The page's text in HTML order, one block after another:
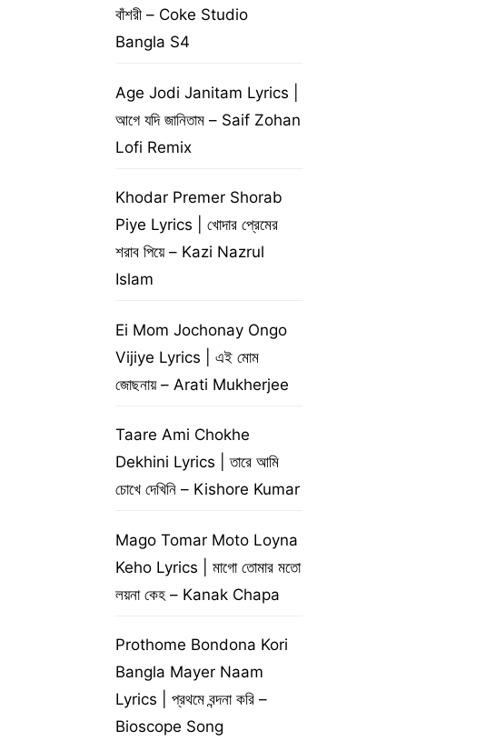
বাঁশরী – Coke Studio
Bangla S4
Age Jodi Janitam Lyrics |
আগে যদি জানিতাম – Saif Zohan
Lofi Remix
Khodar Premer Shorab
Piye Lyrics | খোদার প্রেমের
শরাব পিয়ে – Kazi Nazrul
Islam
Ei Mom Jochonay Ongo
Vijiye Lyrics | এই মোম
জোছনায় – Arati Mukherjee
Taare Ami Chokhe
Dekhini Lyrics | তারে আমি
চোখে দেখিনি – Kishore Kumar
Mago Tomar Moto Loyna
Keho Lyrics | মাগো তোমার মতো
লয়না কেহ – Kanak Chapa
Prothome Bondona Kori
Bangla Mayer Naam
Lyrics | প্রথমে বন্দনা করি –
Bioscope Song